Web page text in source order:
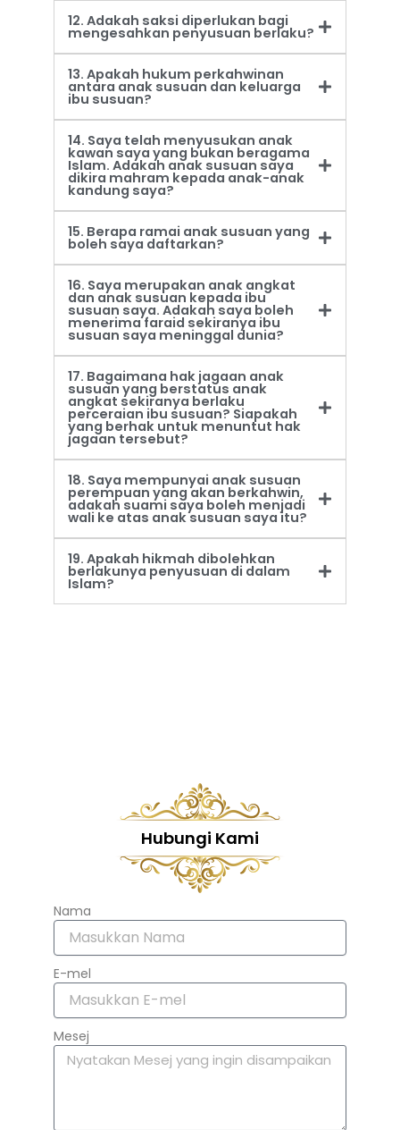
12. Adakah saksi diperlukan bagi
mengesahkan penyusuan berlaku?
13. Apakah hukum perkahwinan
antara anak susuan dan keluarga
ibu susuan?
14. Saya telah menyusukan anak
kawan saya yang bukan beragama
Islam. Adakah anak susuan saya
dikira mahram kepada anak-anak
kandung saya?
15. Berapa ramai anak susuan yang
boleh saya daftarkan?
16. Saya merupakan anak angkat
dan anak susuan kepada ibu
susuan saya. Adakah saya boleh
menerima faraid sekiranya ibu
susuan saya meninggal dunia?
17. Bagaimana hak jagaan anak
susuan yang berstatus anak
angkat sekiranya berlaku
perceraian ibu susuan? Siapakah
yang berhak untuk menuntut hak
jagaan tersebut?
18. Saya mempunyai anak susuan
perempuan yang akan berkahwin,
adakah suami saya boleh menjadi
wali ke atas anak susuan saya itu?
19. Apakah hikmah dibolehkan
berlakunya penyusuan di dalam
Islam?
Hubungi Kami
Nama
E-mel
Mesej